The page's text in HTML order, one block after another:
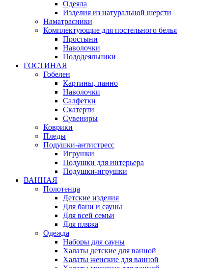
Одеяла
Изделия из натуральной шерсти
Наматраcники
Комплектующие для постельного белья
Простыни
Наволочки
Пододеяльники
ГОСТИНАЯ
Гобелен
Картины, панно
Наволочки
Салфетки
Скатерти
Сувениры
Коврики
Пледы
Подушки-антистресс
Игрушки
Подушки для интерьера
Подушки-игрушки
ВАННАЯ
Полотенца
Детские изделия
Для бани и сауны
Для всей семьи
Для пляжа
Одежда
Наборы для сауны
Халаты детские для ванной
Халаты женские для ванной